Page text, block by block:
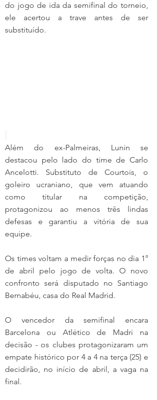
do jogo de ida da semifinal do torneio,
ele acertou a trave antes de ser
substituído.
Além do ex-Palmeiras, Lunin se
destacou pelo lado do time de Carlo
Ancelotti. Substituto de Courtois, o
goleiro ucraniano, que vem atuando
como titular na competição,
protagonizou ao menos três lindas
defesas e garantiu a vitória de sua
equipe.
Os times voltam a medir forças no dia 1°
de abril pelo jogo de volta. O novo
confronto será disputado no Santiago
Bernabéu, casa do Real Madrid.
O vencedor da semifinal encara
Barcelona ou Atlético de Madri na
decisão - os clubes protagonizaram um
empate histórico por 4 a 4 na terça (25) e
decidirão, no início de abril, a vaga na
final.